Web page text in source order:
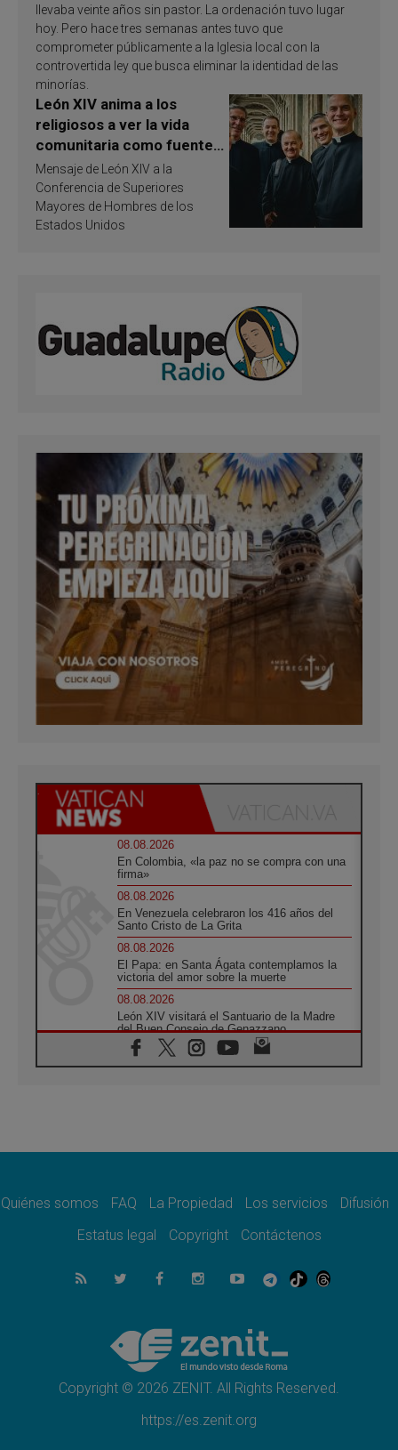
llevaba veinte años sin pastor. La ordenación tuvo lugar
hoy. Pero hace tres semanas antes tuvo que
comprometer públicamente a la Iglesia local con la
controvertida ley que busca eliminar la identidad de las
minorías.
León XIV anima a los
religiosos a ver la vida
comunitaria como fuente
de inspiración y
santificación
Mensaje de León XIV a la
Conferencia de Superiores
Mayores de Hombres de los
Estados Unidos
08.08.2026
En Colombia, «la paz no se compra con una
firma»
08.08.2026
En Venezuela celebraron los 416 años del
Santo Cristo de La Grita
08.08.2026
El Papa: en Santa Ágata contemplamos la
victoria del amor sobre la muerte
08.08.2026
León XIV visitará el Santuario de la Madre
del Buen Consejo de Genazzano
07.08.2026
Filipinas: el Vicariato Apostólico de Calapán
07.08.2026
07.08.2026
muertos en 300 días
Tagle: La guerra desfigura el mundo, solo la
revelación de Dios lo transfigura
Presentada la Trienal de Arte de las
Universidades Católicas: «Exercises in
Empathy»
Quiénes somos FAQ La Propiedad Los servicios
Difusión
Estatus legal
Copyright Contáctenos
Copyright © 2026 ZENIT. All Rights Reserved.
https://es.zenit.org